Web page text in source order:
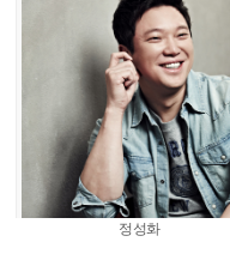
정성화